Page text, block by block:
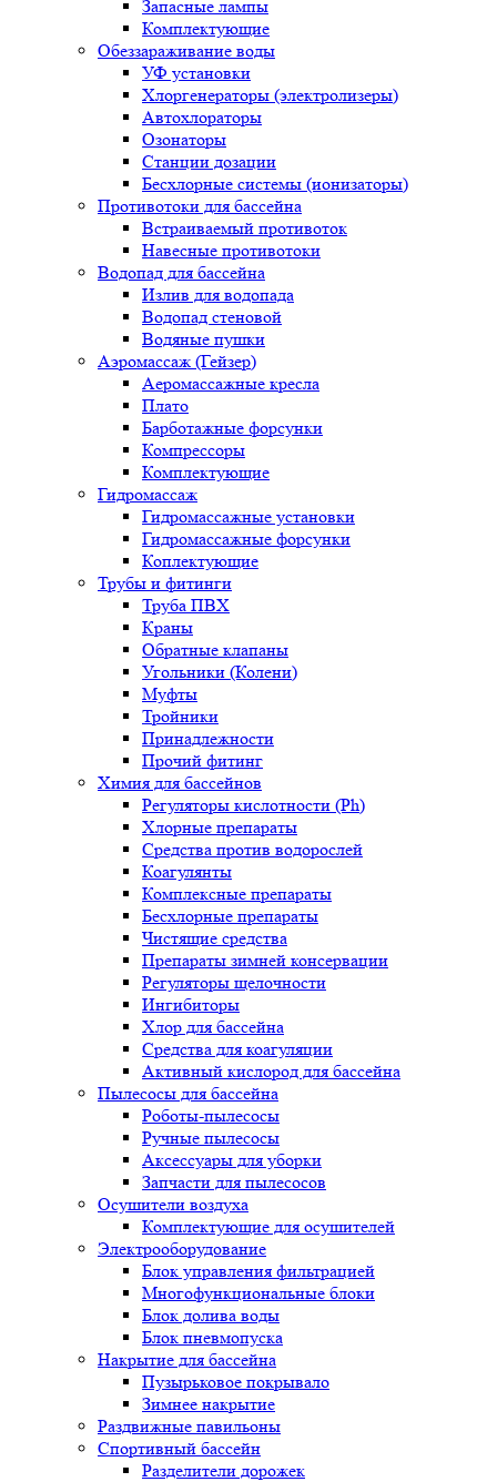
Запасные лампы
Комплектующие
Обеззараживание воды
УФ установки
Хлоргенераторы (электролизеры)
Автохлораторы
Озонаторы
Станции дозации
Бесхлорные системы (ионизаторы)
Противотоки для бассейна
Встраиваемый противоток
Навесные противотоки
Водопад для бассейна
Излив для водопада
Водопад стеновой
Водяные пушки
Аэромассаж (Гейзер)
Аеромассажные кресла
Плато
Барботажные форсунки
Компрессоры
Комплектующие
Гидромассаж
Гидромассажные установки
Гидромассажные форсунки
Коплектующие
Трубы и фитинги
Труба ПВХ
Краны
Обратные клапаны
Угольники (Колени)
Муфты
Тройники
Принадлежности
Прочий фитинг
Химия для бассейнов
Регуляторы кислотности (Ph)
Хлорные препараты
Средства против водорослей
Коагулянты
Комплексные препараты
Бесхлорные препараты
Чистящие средства
Препараты зимней консервации
Регуляторы щелочности
Ингибиторы
Хлор для бассейна
Средства для коагуляции
Активный кислород для бассейна
Пылесосы для бассейна
Роботы-пылесосы
Ручные пылесосы
Аксессуары для уборки
Запчасти для пылесосов
Осушители воздуха
Комплектующие для осушителей
Электрооборудование
Блок управления фильтрацией
Многофункциональные блоки
Блок долива воды
Блок пневмопуска
Накрытие для бассейна
Пузырьковое покрывало
Зимнее накрытие
Раздвижные павильоны
Спортивный бассейн
Разделители дорожек